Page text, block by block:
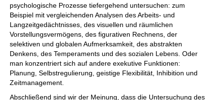
psychologische Prozesse tiefergehend untersuchen: zum
Beispiel mit vergleichenden Analysen des Arbeits- und
Langzeitgedächtnisses, des visuellen und räumlichen
Vorstellungsvermögens, des figurativen Rechnens, der
selektiven und globalen Aufmerksamkeit, des abstrakten
Denkens, des Temperaments und des sozialen Lebens. Oder
man konzentriert sich auf andere exekutive Funktionen:
Planung, Selbstregulierung, geistige Flexibilität, Inhibition und
Zeitmanagement.
Abschließend sind wir der Meinung, dass die Untersuchung des